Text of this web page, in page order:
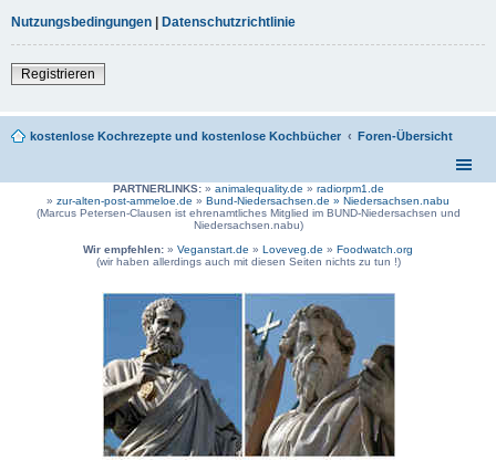
Nutzungsbedingungen | Datenschutzrichtlinie
Registrieren
kostenlose Kochrezepte und kostenlose Kochbücher Foren-Übersicht
PARTNERLINKS:» animalequality.de » radiorpm1.de
» zur-alten-post-ammeloe.de » Bund-Niedersachsen.de » Niedersachsen.nabu
(Marcus Petersen-Clausen ist ehrenamtliches Mitglied im BUND-Niedersachsen und
Niedersachsen.nabu)
Wir empfehlen: » Veganstart.de » Loveveg.de » Foodwatch.org
(wir haben allerdings auch mit diesen Seiten nichts zu tun !)